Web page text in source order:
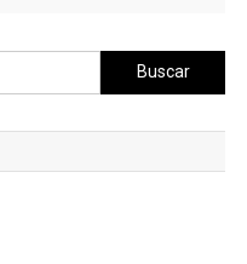
Buscar: